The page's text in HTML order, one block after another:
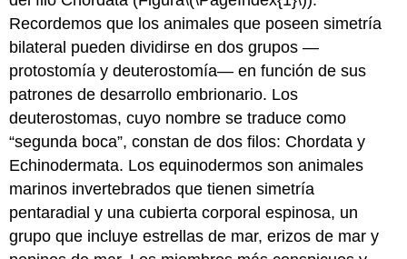
Recordemos que los animales que poseen simetría
bilateral pueden dividirse en dos grupos —
protostomía y deuterostomía— en función de sus
patrones de desarrollo embrionario. Los
deuterostomas, cuyo nombre se traduce como
“segunda boca”, constan de dos filos: Chordata y
Echinodermata. Los equinodermos son animales
marinos invertebrados que tienen simetría
pentaradial y una cubierta corporal espinosa, un
grupo que incluye estrellas de mar, erizos de mar y